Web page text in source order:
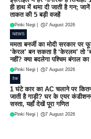
ही हाथ में थमा दी जाती है गन;
ताकत की 5 बड़ी वजहें
Pinki Negi 7 August 2026
NEWS
ममता बनर्जी का मोदी सरकार पर
‘केरल’ बन सकता है ‘केरलम’ तो
नहीं? क्या बदलेगा पश्चिम बंगाल का
Pinki Negi 7 August 2026
टेक
1 घंटे कार का AC चलाने पर
जाती है गाड़ी? घर के एयर
सस्ता, यहाँ देखें पूरा गणित
Pinki Negi 7 August 2026